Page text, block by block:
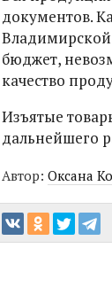
документов.
Владимирской
бюджет,
качество
Изъятые
дальнейшего
Автор: Оксана